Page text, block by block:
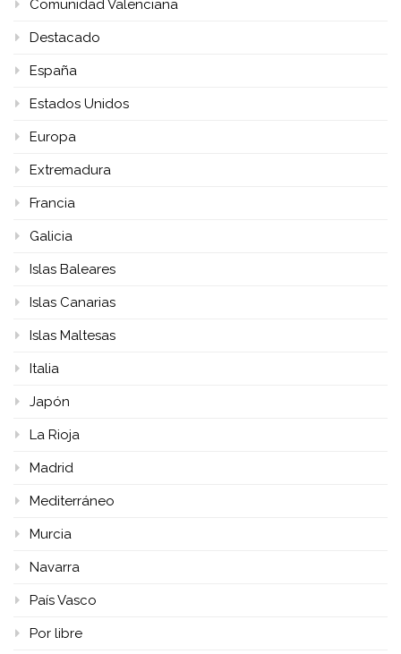
Comunidad Valenciana
Destacado
España
Estados Unidos
Europa
Extremadura
Francia
Galicia
Islas Baleares
Islas Canarias
Islas Maltesas
Italia
Japón
La Rioja
Madrid
Mediterráneo
Murcia
Navarra
País Vasco
Por libre